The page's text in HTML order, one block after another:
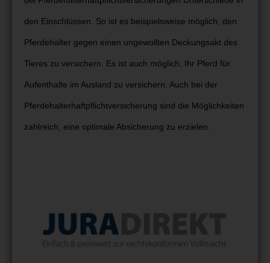
den Einschlüssen. So ist es beispielsweise möglich, den
Pferdehalter gegen einen ungewollten Deckungsakt des
Tieres zu versichern. Es ist auch möglich, Ihr Pferd für
Aufenthalte im Ausland zu versichern. Auch bei der
Pferdehalterhaftpflichtversicherung sind die Möglichkeiten
zahlreich, eine optimale Absicherung zu erzielen.